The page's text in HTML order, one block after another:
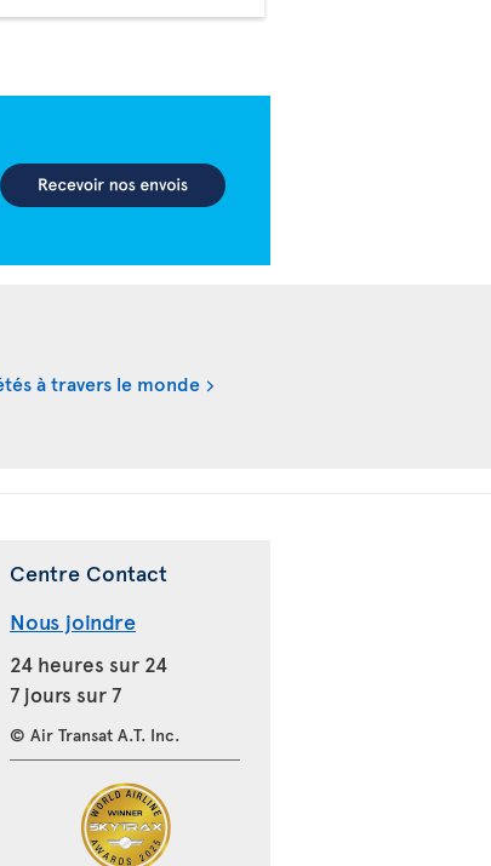
à travers le monde
Centre Contact
Nous joindre
24 heures sur 24
7 jours sur 7
© Air Transat A.T. Inc.